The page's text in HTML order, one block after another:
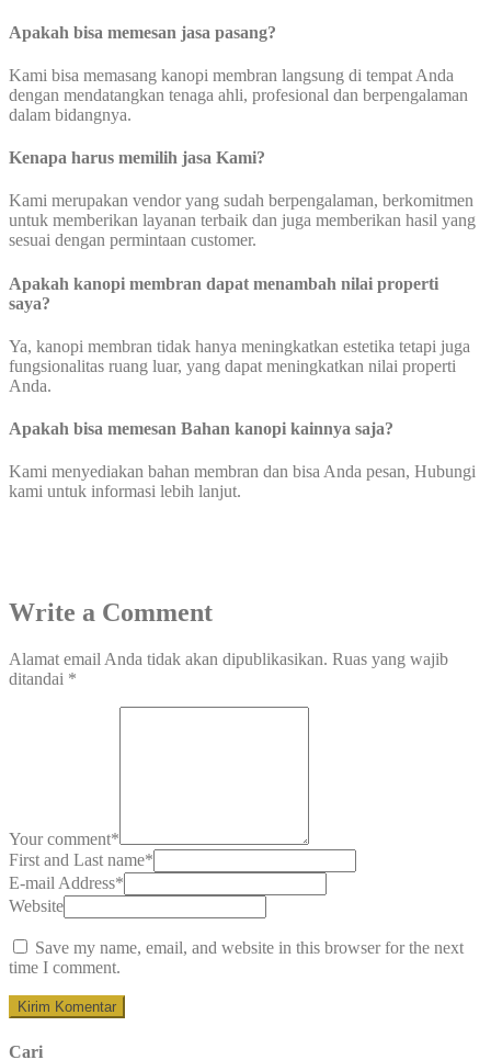
Apakah bisa memesan jasa pasang?
Kami bisa memasang kanopi membran langsung di tempat Anda
dengan mendatangkan tenaga ahli, profesional dan berpengalaman
dalam bidangnya.
Kenapa harus memilih jasa Kami?
Kami merupakan vendor yang sudah berpengalaman, berkomitmen
untuk memberikan layanan terbaik dan juga memberikan hasil yang
sesuai dengan permintaan customer.
Apakah kanopi membran dapat menambah nilai properti
saya?
Ya, kanopi membran tidak hanya meningkatkan estetika tetapi juga
fungsionalitas ruang luar, yang dapat meningkatkan nilai properti
Anda.
Apakah bisa memesan Bahan kanopi kainnya saja?
Kami menyediakan bahan membran dan bisa Anda pesan, Hubungi
kami untuk informasi lebih lanjut.
Write a Comment
Alamat email Anda tidak akan dipublikasikan. Ruas yang wajib
ditandai *
Your comment*
First and Last name*
E-mail Address*
Website
Save my name, email, and website in this browser for the next
time I comment.
Cari